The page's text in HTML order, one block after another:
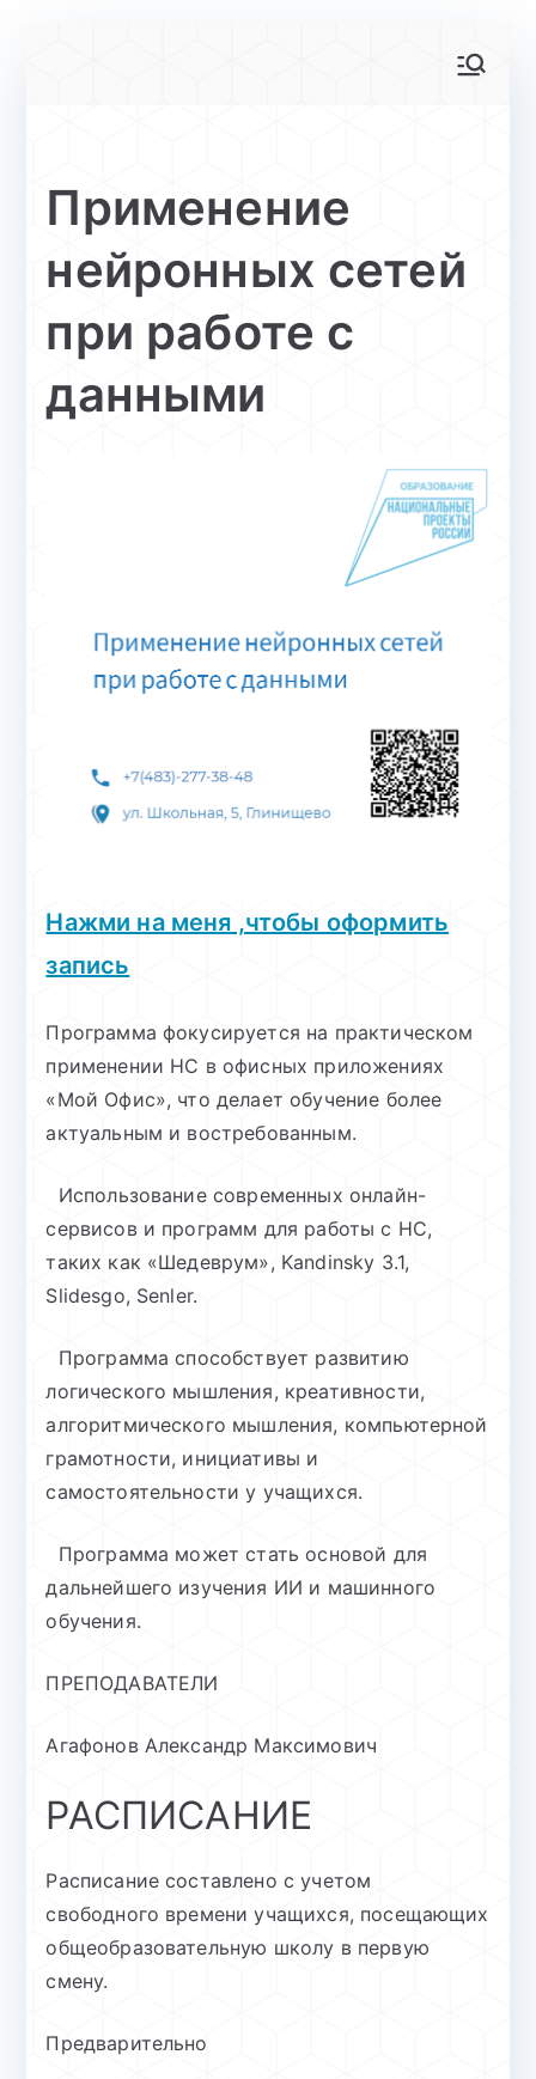
Применение
нейронных сетей
при работе с
данными
Нажми на меня ,чтобы оформить
запись
Программа фокусируется на практическом
применении НС в офисных приложениях
«Мой Офис», что делает обучение более
актуальным и востребованным.
Использование современных онлайн-
сервисов и программ для работы с НС,
таких как «Шедеврум», Kandinsky 3.1,
Slidesgo, Senler.
Программа способствует развитию
логического мышления, креативности,
алгоритмического мышления, компьютерной
грамотности, инициативы и
самостоятельности у учащихся.
Программа может стать основой для
дальнейшего изучения ИИ и машинного
обучения.
ПРЕПОДАВАТЕЛИ
Агафонов Александр Максимович
РАСПИСАНИЕ
Расписание составлено с учетом
свободного времени учащихся, посещающих
общеобразовательную школу в первую
смену.
Предварительно